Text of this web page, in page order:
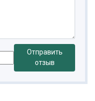
Отправить
отзыв